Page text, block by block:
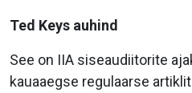
Ted Keys auhind
See on IIA siseaudiitorite
kauaaegse regulaarse